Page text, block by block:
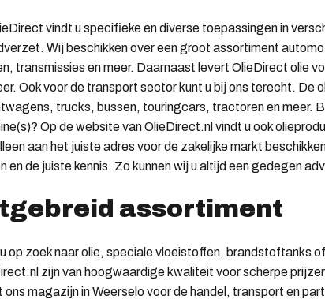
vindt u specifieke en diverse toepassingen in
Wij beschikken over een groot assortiment
transmissies en meer. Daarnaast levert OlieDirect olie
Ook voor de transport sector kunt u bij ons terecht. De
trucks, bussen, touringcars, tractoren en meer.
Op de website van OlieDirect.nl vindt u ook
aan het juiste adres voor de zakelijke markt
en de juiste kennis. Zo kunnen wij u altijd een gedegen
assortiment
op zoek naar olie, speciale vloeistoffen, brandstoftanks
zijn van hoogwaardige kwaliteit voor scherpe
ons magazijn in Weerselo voor de handel, transport en